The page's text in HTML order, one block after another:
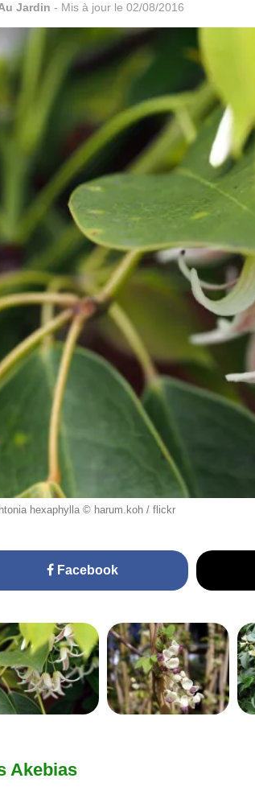
Jardin - Mis à jour le 02/08/2016
hexaphylla © harum.koh / flickr
Facebook
Akebias